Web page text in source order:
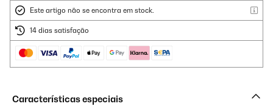
Este artigo não se encontra em stock.
14 dias satisfação
Características especiais